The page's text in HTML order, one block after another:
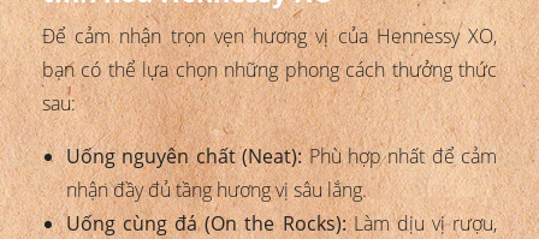
Để cảm nhận trọn vẹn hương vị của Hennessy XO,
bạn có thể lựa chọn những phong cách thưởng thức
sau:
Uống nguyên chất (Neat):Phù hợp nhất để cảm
nhận đầy đủ tầng hương vị sâu lắng.
Uống cùng đá (On the Rocks):Làm dịu vị rượu,